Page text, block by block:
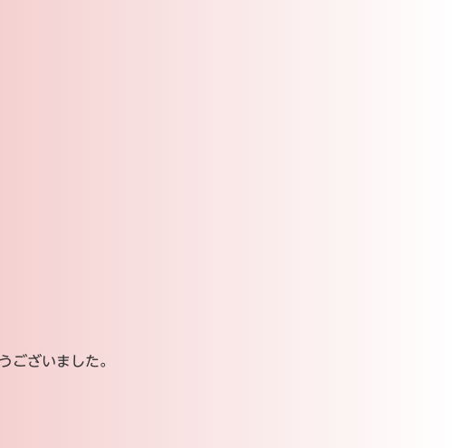
ざいました。